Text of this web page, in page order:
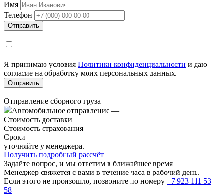
Имя
Телефон
Я принимаю условия Политики конфиденциальности и даю
согласие на обработку моих персональных данных.
Отправление сборного груза
Автомобильное отправление —
Стоимость доставки
Стоимость страхования
Сроки
уточняйте у менеджера.
Получить подробный рассчёт
Задайте вопрос, и мы ответим в ближайшее время
Менеджер свяжется с вами в течение часа в рабочий день.
Если этого не произошло, позвоните по номеру +7 923 111 53
58